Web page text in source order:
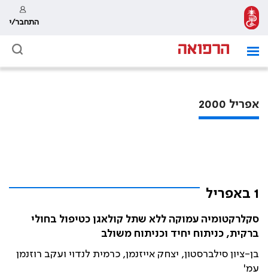
התחבר/י
אפריל 2000
1 באפריל
סקלרקטומיה עמוקה ללא שתל קולאגן כטיפול בחולי
ברקית, כניתוח יחיד וכניתוח משולב
בן-ציון סילברסטון, יצחק אייזנמן, כרמית לנדוי ועקב רוזנמן
עמ'